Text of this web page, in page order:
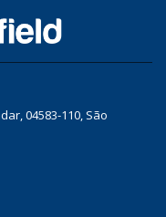
04583-110, São